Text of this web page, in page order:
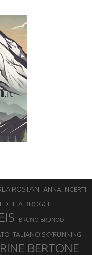
ROSTAN ANNA INCERTI
BROGGI
BRUNO BRUNOD
ITALIANO SKYRUNNING
BERTONE